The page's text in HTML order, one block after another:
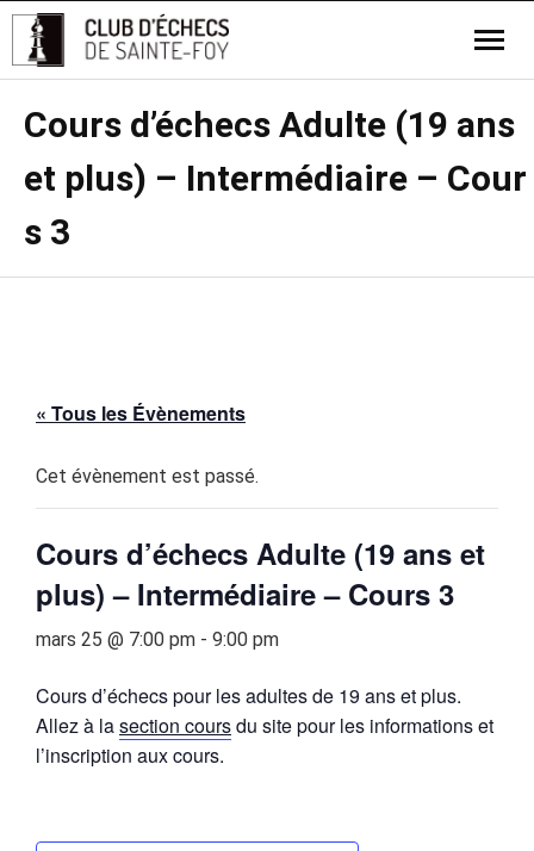
Cours d’échecs Adulte (19 ans
et plus) – Intermédiaire – Cour
s 3
« Tous les Évènements
Cet évènement est passé.
Cours d’échecs Adulte (19 ans et
plus) – Intermédiaire – Cours 3
mars 25 @ 7:00 pm - 9:00 pm
Cours d’échecs pour les adultes de 19 ans et plus.
Allez à lasection coursdu site pour les informations et
l’inscription aux cours.